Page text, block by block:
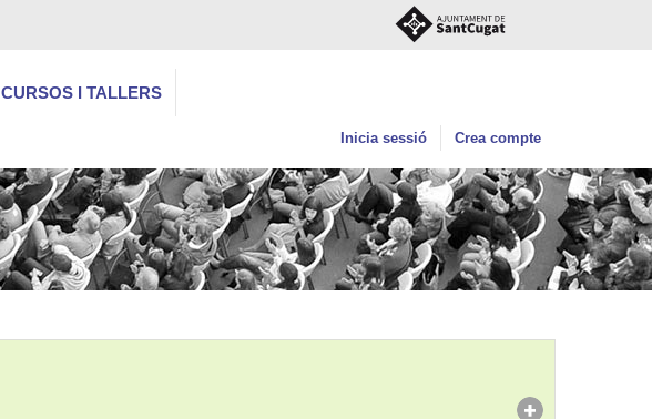
CURSOS I TALLERS
Inicia sessió Crea compte